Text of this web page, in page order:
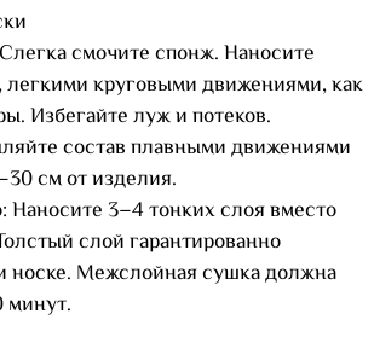
смочите спонж. Наносите
круговыми движениями, как
Избегайте луж и потеков.
состав плавными движениями
см от изделия.
Наносите 3–4 тонких слоя вместо
слой гарантированно
носке. Межслойная сушка должна
минут.